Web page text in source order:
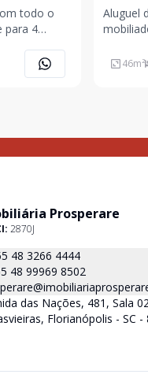
todo o
250
procuradas
Aluguel
do mar.
46m²
Prosperare
2870J
48 3266 4444
48 99969 8502
das Nações, 481, Sala
Florianópolis - SC -